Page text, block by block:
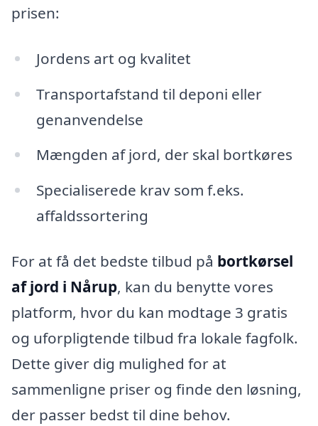
prisen:
Jordens art og kvalitet
Transportafstand til deponi eller
genanvendelse
Mængden af jord, der skal bortkøres
Specialiserede krav som f.eks.
affaldssortering
For at få det bedste tilbud på bortkørsel
af jord i Nårup, kan du benytte vores
platform, hvor du kan modtage 3 gratis
og uforpligtende tilbud fra lokale fagfolk.
Dette giver dig mulighed for at
sammenligne priser og finde den løsning,
der passer bedst til dine behov.